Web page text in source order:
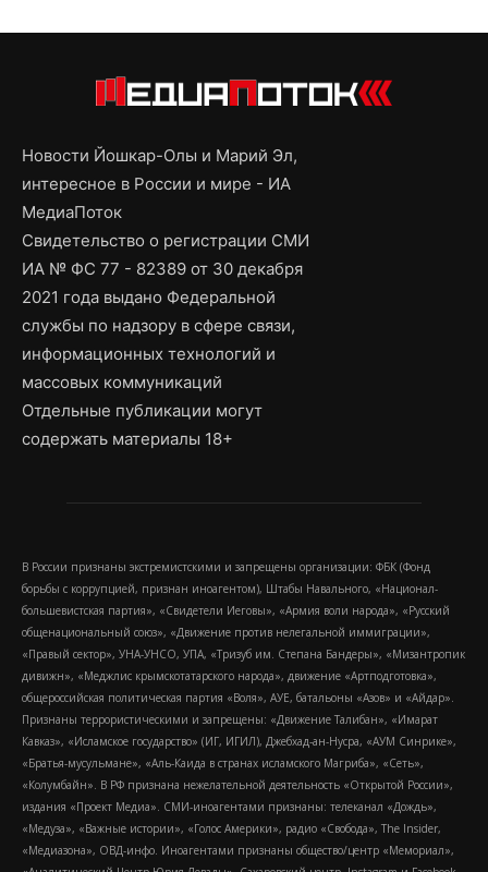
Новости Йошкар-Олы и Марий Эл,
интересное в России и мире - ИА
МедиаПоток
Свидетельство о регистрации СМИ
ИА № ФС 77 - 82389 от 30 декабря
2021 года выдано Федеральной
службы по надзору в сфере связи,
информационных технологий и
массовых коммуникаций
Отдельные публикации могут
содержать материалы 18+
В России признаны экстремистскими и запрещены организации: ФБК (Фонд
борьбы с коррупцией, признан иноагентом), Штабы Навального, «Национал-
большевистская партия», «Свидетели Иеговы», «Армия воли народа», «Русский
общенациональный союз», «Движение против нелегальной иммиграции»,
«Правый сектор», УНА-УНСО, УПА, «Тризуб им. Степана Бандеры», «Мизантропик
дивижн», «Меджлис крымскотатарского народа», движение «Артподготовка»,
общероссийская политическая партия «Воля», АУЕ, батальоны «Азов» и «Айдар».
Признаны террористическими и запрещены: «Движение Талибан», «Имарат
Кавказ», «Исламское государство» (ИГ, ИГИЛ), Джебхад-ан-Нусра, «АУМ Синрике»,
«Братья-мусульмане», «Аль-Каида в странах исламского Магриба», «Сеть»,
«Колумбайн». В РФ признана нежелательной деятельность «Открытой России»,
издания «Проект Медиа». СМИ-иноагентами признаны: телеканал «Дождь»,
«Медуза», «Важные истории», «Голос Америки», радио «Свобода», The Insider,
«Медиазона», ОВД-инфо. Иноагентами признаны общество/центр «Мемориал»,